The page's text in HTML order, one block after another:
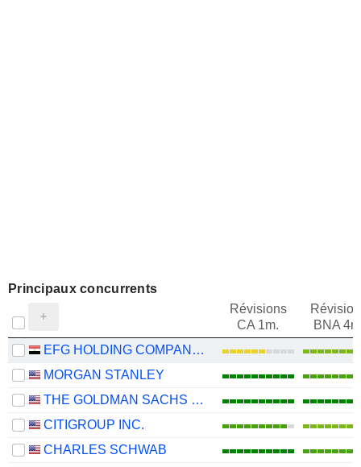
Principaux concurrents
Révisions
CA 1m.
BNA
EFG HOLDING COMPANY S.A.E
MORGAN STANLEY
THE GOLDMAN SACHS GROUP, INC.
CITIGROUP INC.
CHARLES SCHWAB